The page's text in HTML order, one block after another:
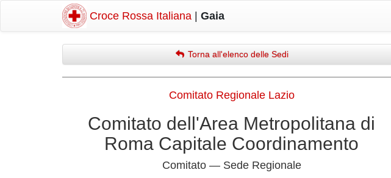
Croce Rossa Italiana Gaia
Torna all'elenco delle Sedi
Comitato Regionale Lazio
Comitato dell'Area Metropolitana di
Roma Capitale Coordinamento
Comitato — Sede Regionale